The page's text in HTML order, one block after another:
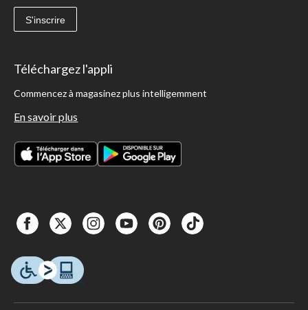
S'inscrire
Téléchargez l'appli
Commencez à magasinez plus intelligemment
En savoir plus